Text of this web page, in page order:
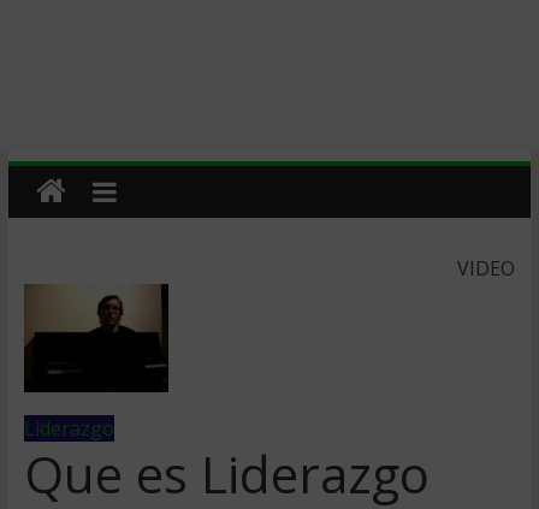
VIDEO
Liderazgo
Que es Liderazgo